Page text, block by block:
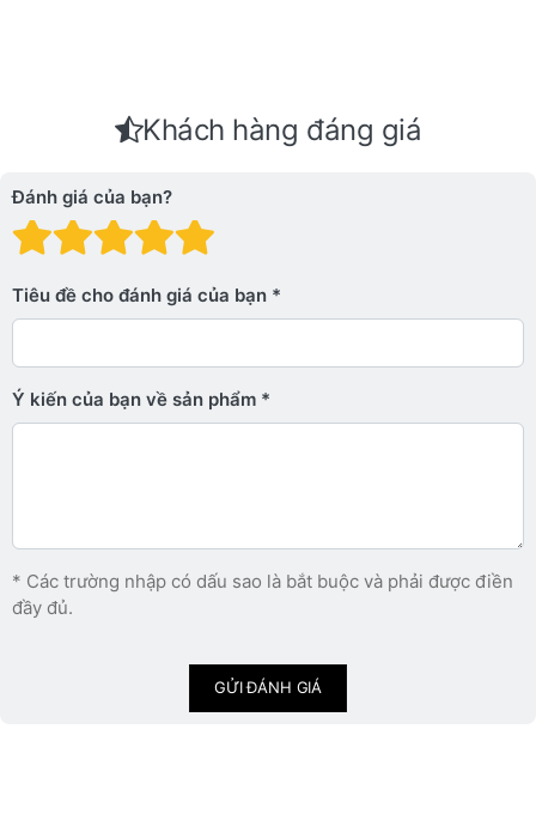
Khách hàng đáng giá
Đánh giá của bạn?
Đánh giá: 4 trên 5
Đánh giá: 3 trên 5 sao.
Đánh giá: 2 trên 5 sao.
Đánh giá: 1 trên 5 sao. Xấu
Tiêu đề cho đánh giá của bạn
Ý kiến ​​của bạn về sản phẩm
* Các trường nhập có dấu sao là bắt buộc và phải được điền
đầy đủ.
GỬI ĐÁNH GIÁ